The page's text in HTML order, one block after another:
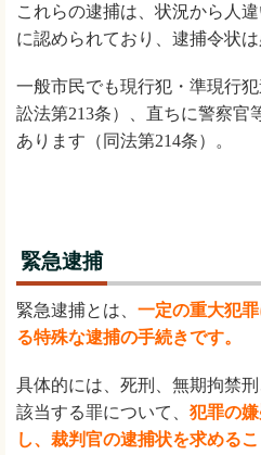
これらの逮捕は、状況から人
に認められており、逮捕令状は
一般市民でも現行犯・準現行
訟法第213条）、直ちに警察官
あります（同法第214条）。
緊急逮捕
緊急逮捕とは、 一定の重大犯
る特殊な逮捕の手続きです。
具体的には、死刑、無期拘禁
該当する罪について、 犯罪の
し、裁判官の逮捕状を求める